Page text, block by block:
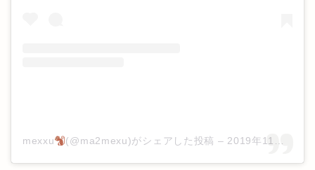
mexxu (@ma2mexu)がシェアした投稿 – 2019年11月月29日午後11時25分PST